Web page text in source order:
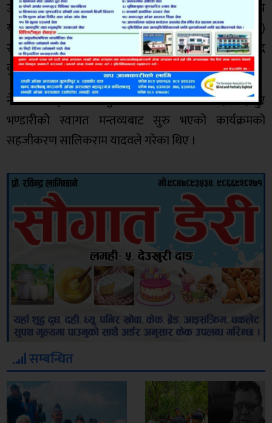
उपाध्यक्ष धनपतीदेबि यादव, क्षेत्रीय सल्लाहकार रामप्रताप
यादव,क्षेत्रीय सदस्य रिता विक,सहजराम बर्मा,क्षेत्र नम्बर १ (ख)
सचिब लालबिर खड्का,राजपुर गाउँपालिका अध्यक्ष शरद
कुमार बुढाथोकी लगायतले सम्बोधन गरेका थिए ।
नेपाली काङ्ग्रेस राजपुर गाउँपालिका सचिव इन्द्रबहादुर
भण्डारीको स्वागत मन्तव्यबाट सुरु भएको कार्यक्रमको
सहजीकरण सालिकराम यादवले गरेका थिए ।
सम्बन्धित